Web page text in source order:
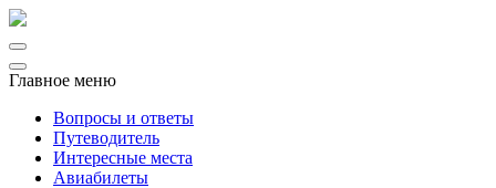
Главное меню
Вопросы и ответы
Путеводитель
Интересные места
Авиабилеты